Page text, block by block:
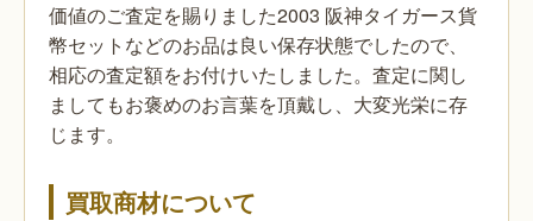
価値のご査定を賜りました2003 阪神タイガース貨
幣セットなどのお品は良い保存状態でしたので、
相応の査定額をお付けいたしました。査定に関し
ましてもお褒めのお言葉を頂戴し、大変光栄に存
じます。
買取商材について